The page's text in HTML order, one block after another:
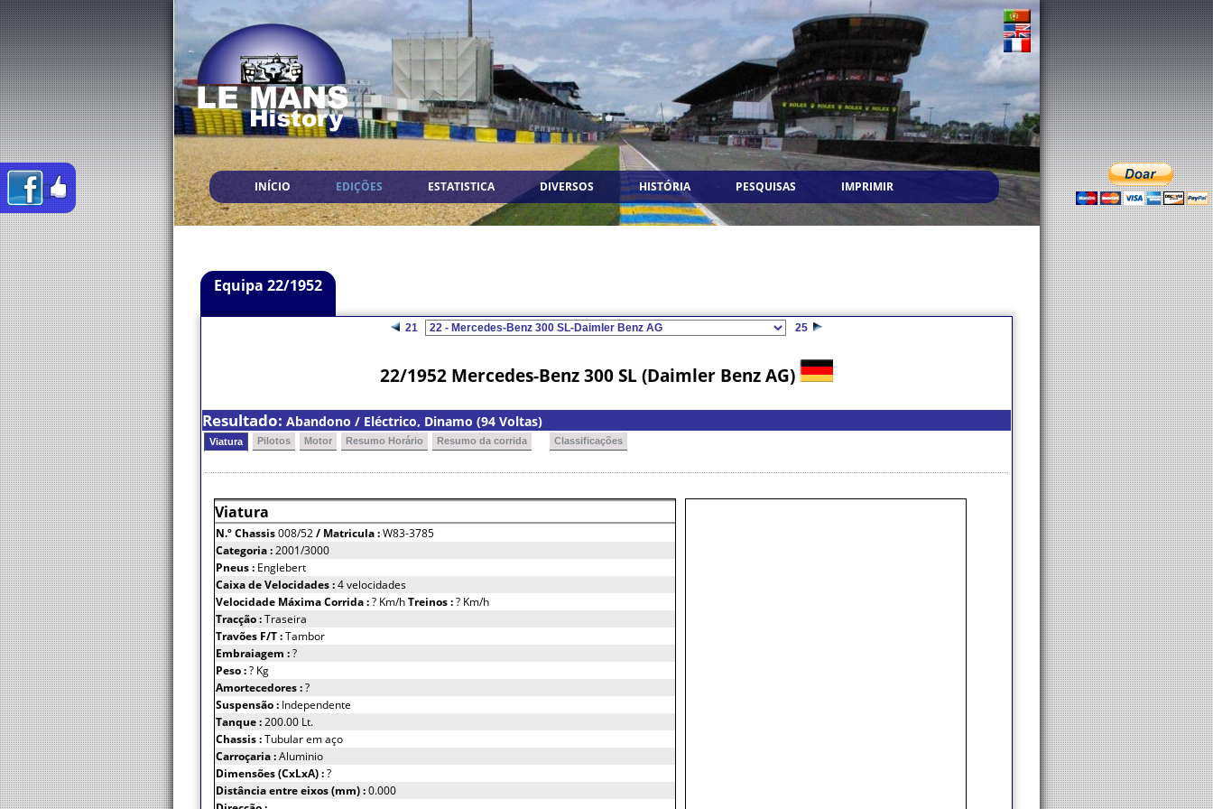
INÍCIO EDIÇÕES ESTATISTICA DIVERSOS HISTÓRIA PESQUISAS IMPRIMIR
Equipa 22/1952
21 25
22/1952 Mercedes-Benz 300 SL (Daimler Benz AG)
Resultado: Abandono / Eléctrico, Dinamo (94 Voltas)
Viatura Pilotos Motor Resumo Horário Resumo da corrida Classificações
Viatura
N.º Chassis008/52/ Matricula :W83-3785
Categoria :2001/3000
Pneus : Englebert
Caixa de Velocidades :4 velocidades
Velocidade Máxima Corrida :? Km/hTreinos :? Km/h
Tracção :Traseira
Travões F/T :Tambor
Embraiagem :?
Peso :? Kg
Amortecedores :?
Suspensão : Independente
Tanque :200.00 Lt.
Chassis :Tubular em aço
Carroçaria :Aluminio
Dimensões (CxLxA) :?
Distância entre eixos (mm) :0.000